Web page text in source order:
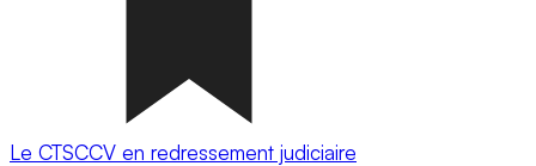
Le CTSCCV en redressement judiciaire